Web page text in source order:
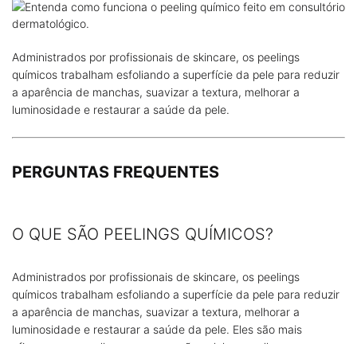
Administrados por profissionais de skincare, os peelings
químicos trabalham esfoliando a superfície da pele para reduzir
a aparência de manchas, suavizar a textura, melhorar a
luminosidade e restaurar a saúde da pele.
PERGUNTAS FREQUENTES
O QUE SÃO PEELINGS QUÍMICOS?
Administrados por profissionais de skincare, os peelings
químicos trabalham esfoliando a superfície da pele para reduzir
a aparência de manchas, suavizar a textura, melhorar a
luminosidade e restaurar a saúde da pele. Eles são mais